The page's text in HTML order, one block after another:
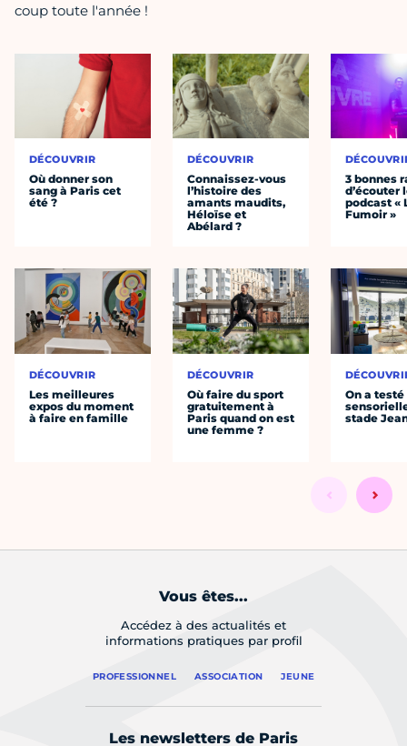
coup toute l'année !
DÉCOUVRIR
Où donner son
sang à Paris cet
été ?
DÉCOUVRIR
Les meilleures
expos du moment
à faire en famille
DÉCOUVRIR
Connaissez-vous
l’histoire des
amants maudits,
Héloïse et
Abélard ?
DÉCOUVRIR
Où faire du sport
gratuitement à
Paris quand on est
une femme ?
3 bonnes
d’écouter
podcast «
Fumoir »
On a
stade
Vous êtes...
Accédez à des actualités et
informations pratiques par profil
PROFESSIONNEL ASSOCIATION JEUNE
Les newsletters de Paris